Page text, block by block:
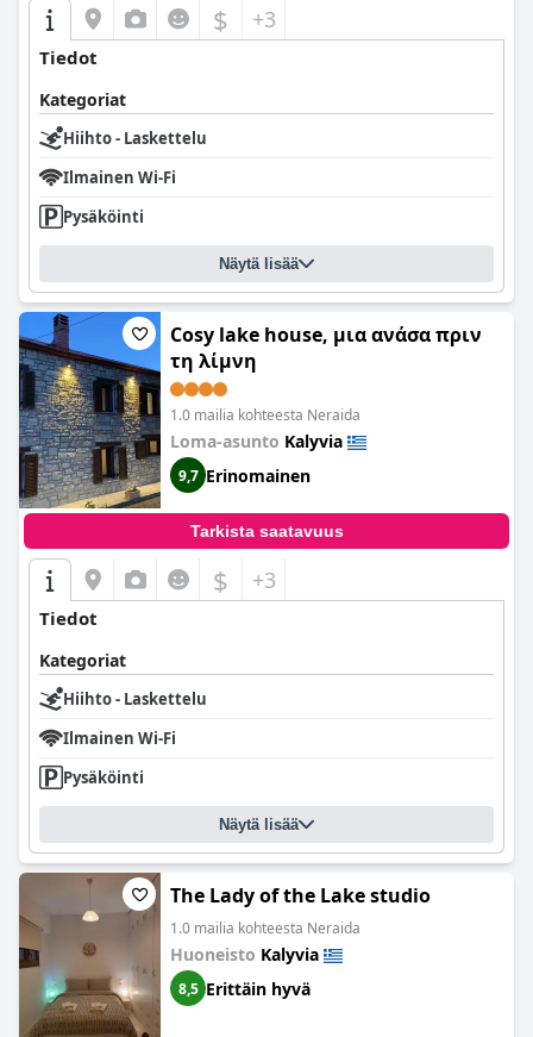
$ +3
Tiedot
Kategoriat
Hiihto - Laskettelu
Ilmainen Wi-Fi
Pysäköinti
Näytä lisää
Cosy lake house, μια ανάσα πριν
τη λίμνη
1.0 mailia kohteesta Neraida
Loma-asunto Kalyvia
9,7 Erinomainen
Tarkista saatavuus
$ +3
Tiedot
Kategoriat
Hiihto - Laskettelu
Ilmainen Wi-Fi
Pysäköinti
Näytä lisää
The Lady of the Lake studio
1.0 mailia kohteesta Neraida
Huoneisto Kalyvia
8,5 Erittäin hyvä